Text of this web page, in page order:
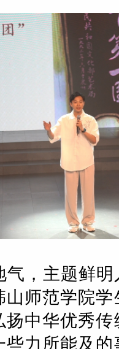
气，主题鲜
山师范学院
扬中华优秀
些力所能及